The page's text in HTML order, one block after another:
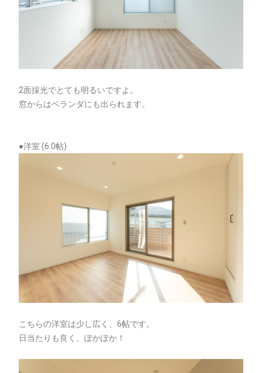
2面採光でとても明るいですよ。
窓からはベランダにも出られます。
●洋室 (6.0帖)
こちらの洋室は少し広く、6帖です。
日当たりも良く、ぽかぽか！